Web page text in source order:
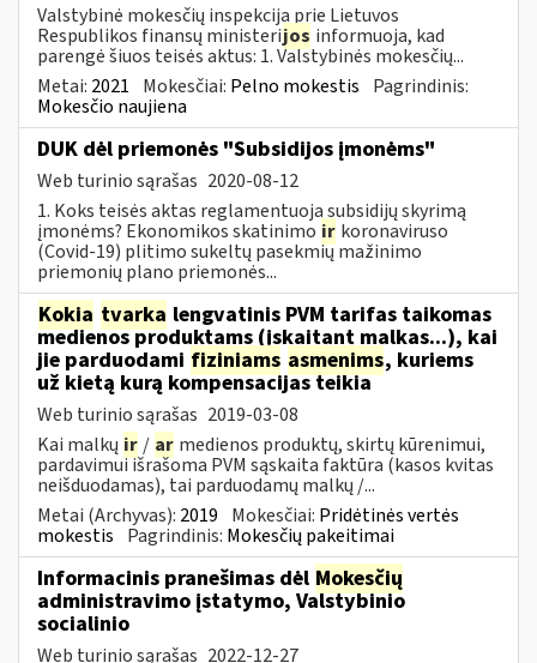
Valstybinė mokesčių inspekcija prie Lietuvos
Respublikos finansų ministerijos informuoja, kad
parengė šiuos teisės aktus: 1. Valstybinės mokesčių...
Metai: 2021 Mokesčiai: Pelno mokestis Pagrindinis:
Mokesčio naujiena
DUK dėl priemonės "Subsidijos įmonėms"
Web turinio sąrašas 2020-08-12
1. Koks teisės aktas reglamentuoja subsidijų skyrimą
įmonėms? Ekonomikos skatinimo ir koronaviruso
(Covid-19) plitimo sukeltų pasekmių mažinimo
priemonių plano priemonės...
Kokia tvarka lengvatinis PVM tarifas taikomas
medienos produktams (įskaitant malkas...), kai
jie parduodami fiziniams asmenims, kuriems
už kietą kurą kompensacijas teikia
Web turinio sąrašas 2019-03-08
Kai malkų ir / ar medienos produktų, skirtų kūrenimui,
pardavimui išrašoma PVM sąskaita faktūra (kasos kvitas
neišduodamas), tai parduodamų malkų /...
Metai (Archyvas): 2019 Mokesčiai: Pridėtinės vertės
mokestis Pagrindinis: Mokesčių pakeitimai
Informacinis pranešimas dėl Mokesčių
administravimo įstatymo, Valstybinio
socialinio
Web turinio sąrašas 2022-12-27